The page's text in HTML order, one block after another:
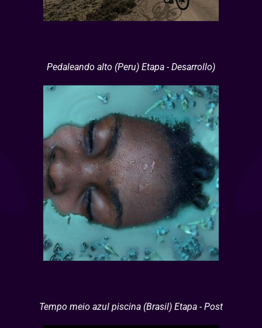
Pedaleando alto (Peru) Etapa - Desarrollo)
Tempo meio azul piscina (Brasil) Etapa - Post